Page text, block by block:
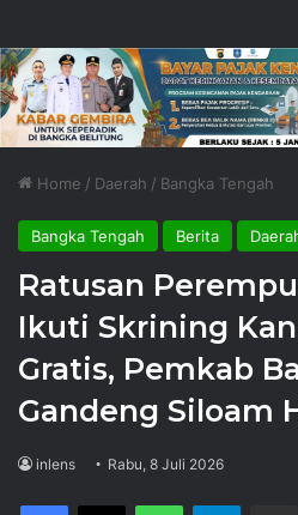
Home / Daerah / Bangka Tengah
Bangka Tengah Berita
Ratusan
Ikuti Skrining
Gratis, Pemkab
Gandeng Siloam
inlens Rabu, 8 Juli 2026
Facebook
X WhatsAppTelegram